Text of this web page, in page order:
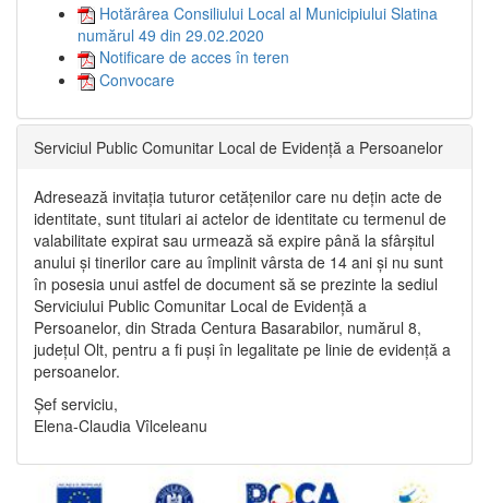
Hotărârea Consiliului Local al Municipiului Slatina
numărul 49 din 29.02.2020
Notificare de acces în teren
Convocare
Serviciul Public Comunitar Local de Evidență a Persoanelor
Adresează invitația tuturor cetățenilor care nu dețin acte de
identitate, sunt titulari ai actelor de identitate cu termenul de
valabilitate expirat sau urmează să expire până la sfârșitul
anului și tinerilor care au împlinit vârsta de 14 ani și nu sunt
în posesia unui astfel de document să se prezinte la sediul
Serviciului Public Comunitar Local de Evidență a
Persoanelor, din Strada Centura Basarabilor, numărul 8,
județul Olt, pentru a fi puși în legalitate pe linie de evidență a
persoanelor.
Șef serviciu,
Elena-Claudia Vîlceleanu